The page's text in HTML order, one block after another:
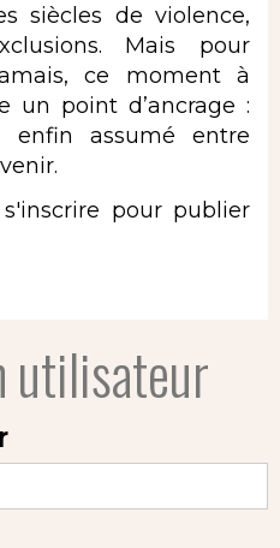
siècles de violence,
Mais pour
ce moment à
un point d’ancrage :
enfin assumé entre
s'inscrire pour publier
utilisateur